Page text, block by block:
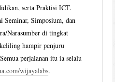
serta Praktisi ICT.
Seminar, Simposium, dan
Narasumber di tingkat
hampir penjuru
perjalanan itu ia selalu
wijayalabs.